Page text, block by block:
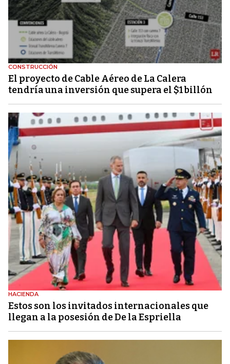
CONSTRUCCIÓN
El proyecto de Cable Aéreo de La Calera
tendría una inversión que supera el $1 billón
HACIENDA
Estos son los invitados internacionales que
llegan a la posesión de De la Espriella